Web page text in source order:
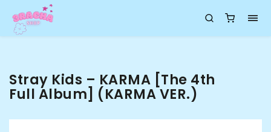
Stray Kids – KARMA [The 4th
Full Album] (KARMA VER.)